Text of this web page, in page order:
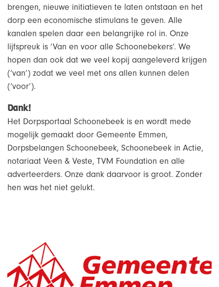
brengen, nieuwe initiatieven te laten ontstaan en het
dorp een economische stimulans te geven. Alle
kanalen spelen daar een belangrijke rol in. Onze
lijfspreuk is ‘Van en voor alle Schoonebekers’. We
hopen dan ook dat we veel kopij aangeleverd krijgen
(‘van’) zodat we veel met ons allen kunnen delen
(‘voor’).
Dank!
Het Dorpsportaal Schoonebeek is en wordt mede
mogelijk gemaakt door Gemeente Emmen,
Dorpsbelangen Schoonebeek, Schoonebeek in Actie,
notariaat Veen & Veste, TVM Foundation en alle
adverteerders. Onze dank daarvoor is groot. Zonder
hen was het niet gelukt.